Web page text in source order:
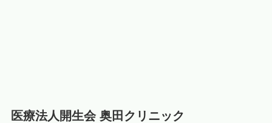
医療法人開生会 奥田クリニック